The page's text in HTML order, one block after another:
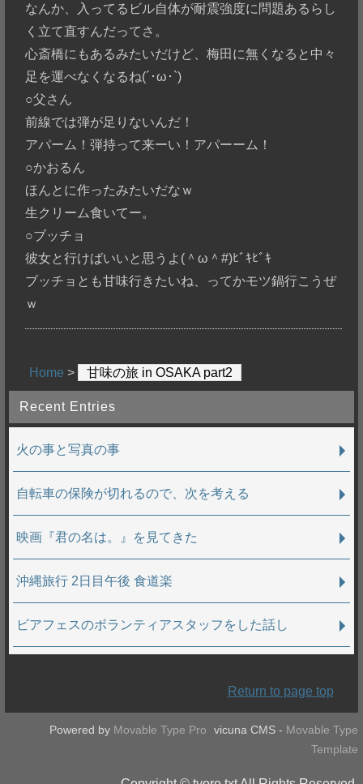
なんか、入ってるビル自体が耐震強度に問題あるらし
く立て直すんだってさ。
心斎橋にもあるみたいだけど、梅田に無くなると中々
足を運べなくなるね(´･ω･`)
○父さん
前線では弾が足りないんだ！
アパーム！弾持って来ーい！アパーーム！
○かおるん
ほんとに作ったみたいだなｗ
生クリーム食いてー。
○ブッチョ
彼女と行けばいいと思うよ(＾ω＾#)ﾋﾞｷﾋﾞｷ
ブッチョとも甘味行きたいね、ってかモツ鍋行こうぜ
ｗ
Home > 甘味の旅 in OSAKA part2
Recent Entries
火の事と写真の事
自転車の保険が切れるので、次を考える
映画『君の名は。』を見てきた
沖縄旅行 2日目午後 食道楽
ビアフェスのボランティアスタッフをした話し
Return to page top
Powered by Movable Type Pro vicuna CMS - Movable Type
Template